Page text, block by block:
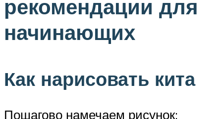
рекомендации для
начинающих
Как нарисовать кита
Пошагово намечаем рисунок: